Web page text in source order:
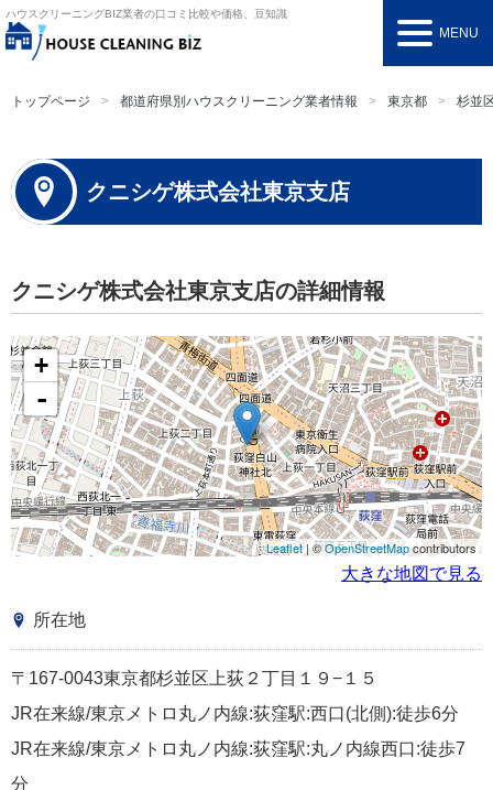
ハウスクリーニングBIZ業者の口コミ比較や価格、豆知識
MENU
トップページ 都道府県別ハウスクリーニング業者情報 東京都 杉並
クニシゲ株式会社東京支店
クニシゲ株式会社東京支店の詳細情報
+
-
Leaflet| ©OpenStreetMapcontributors
大きな地図で見る
所在地
〒167-0043東京都杉並区上荻２丁目１９−１５
JR在来線/東京メトロ丸ノ内線:荻窪駅:西口(北側):徒歩6分
JR在来線/東京メトロ丸ノ内線:荻窪駅:丸ノ内線西口:徒歩7
分